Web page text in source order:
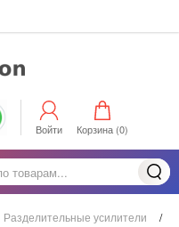
Войти Корзина (0)
Разделительные усилители /